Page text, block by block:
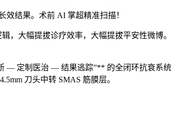
结果。术前 AI 掌超精准扫描！
大幅提拔诊疗效率，大幅提拔平安性微博
定制医治 — 结果逃踪”** 的全闭环抗衰系
刀头中转 SMAS 筋膜层。